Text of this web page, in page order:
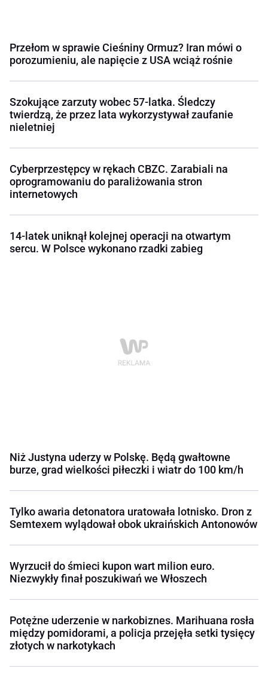
Przełom w sprawie Cieśniny Ormuz? Iran mówi o
porozumieniu, ale napięcie z USA wciąż rośnie
Szokujące zarzuty wobec 57-latka. Śledczy
twierdzą, że przez lata wykorzystywał zaufanie
nieletniej
Cyberprzestępcy w rękach CBZC. Zarabiali na
oprogramowaniu do paraliżowania stron
internetowych
14-latek uniknął kolejnej operacji na otwartym
sercu. W Polsce wykonano rzadki zabieg
Niż Justyna uderzy w Polskę. Będą gwałtowne
burze, grad wielkości piłeczki i wiatr do 100 km/h
Tylko awaria detonatora uratowała lotnisko. Dron z
Semtexem wylądował obok ukraińskich Antonowów
Wyrzucił do śmieci kupon wart milion euro.
Niezwykły finał poszukiwań we Włoszech
Potężne uderzenie w narkobiznes. Marihuana rosła
między pomidorami, a policja przejęła setki tysięcy
złotych w narkotykach